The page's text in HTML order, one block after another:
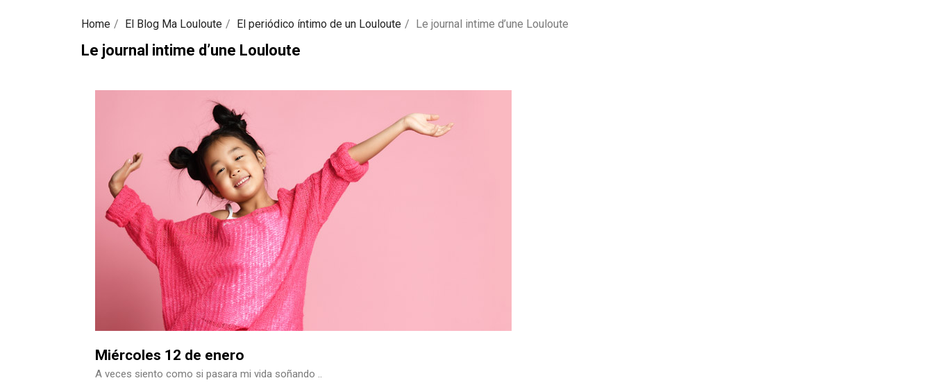
Home El Blog Ma Louloute El periódico íntimo de un Louloute Le journal intime d’une Louloute
Le journal intime d’une Louloute
Miércoles 12 de enero
A veces siento como si pasara mi vida soñando ..